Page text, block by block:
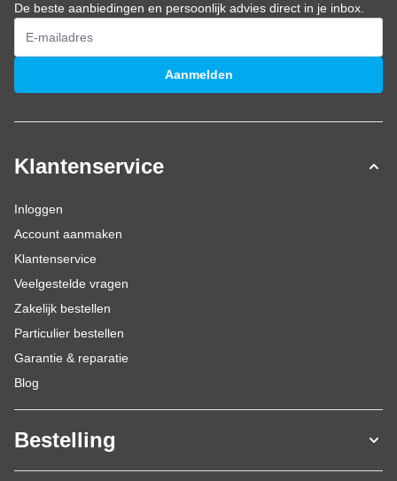
De beste aanbiedingen en persoonlijk advies direct in je inbox.
E-mailadres
Aanmelden
Klantenservice
Inloggen
Account aanmaken
Klantenservice
Veelgestelde vragen
Zakelijk bestellen
Particulier bestellen
Garantie & reparatie
Blog
Bestelling